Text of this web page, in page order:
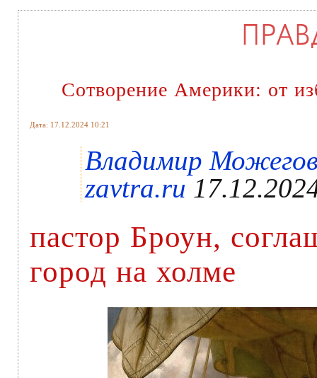
Сотворение Америки: от
Дата: 17.12.2024 10:21
Владимир
zavtra.ru
пастор Броун,
город на холме